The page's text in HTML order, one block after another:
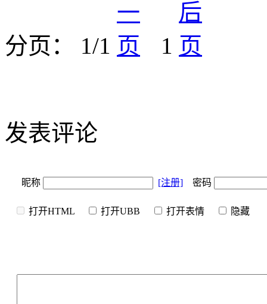
分页： 1/1 1
发表评论
昵称 [注册] 密码
打开HTML 打开UBB 打开表情 隐